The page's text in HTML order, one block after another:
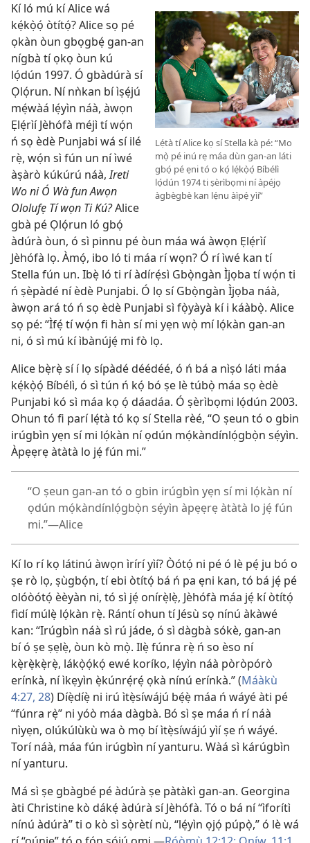
Lẹ́tà tí Alice kọ sí Stella kà pé: “Mo
mọ̀ pé inú rẹ máa dùn gan-an láti
gbọ́ pé ẹni tó o kọ́ lẹ́kọ̀ọ́ Bíbélì
lọ́dún 1974 ti ṣèrìbọmi ní àpéjọ
àgbègbè kan lẹ́nu àìpẹ́ yìí”
Kí ló mú kí Alice wá
kẹ́kọ̀ọ́ òtítọ́? Alice sọ pé
ọkàn òun gbọgbẹ́ gan-an
nígbà tí ọkọ òun kú
lọ́dún 1997. Ó gbàdúrà sí
Ọlọ́run. Ní nǹkan bí ìṣẹ́jú
mẹ́wàá lẹ́yìn náà, àwọn
Ẹlẹ́rìí Jèhófà méjì tí wọ́n
ń sọ èdè Punjabi wá sí ilé
rẹ̀, wọ́n sì fún un ní ìwé
àṣàrò kúkúrú náà,Ireti
Wo ni Ó Wà fun Awọn
Ololufẹ Tí wọn Ti Kú?Alice
gbà pé Ọlọ́run ló gbọ́
àdúrà òun, ó sì pinnu pé òun máa wá àwọn Ẹlẹ́rìí
Jèhófà lọ. Àmọ́, ibo ló ti máa rí wọn? Ó rí ìwé kan tí
Stella fún un. Ibẹ̀ ló ti rí àdírẹ́sì Gbọ̀ngàn Ìjọba tí wọ́n ti
ń ṣèpàdé ní èdè Punjabi. Ó lọ sí Gbọ̀ngàn Ìjọba náà,
àwọn ará tó ń sọ èdè Punjabi sì fọ̀yàyà kí i káàbọ̀. Alice
sọ pé: “Ìfẹ́ tí wọ́n fi hàn sí mi yẹn wọ̀ mí lọ́kàn gan-an
ni, ó sì mú kí ìbànújẹ́ mi fò lọ.
Alice bẹ̀rẹ̀ sí í lọ sípàdé déédéé, ó ń bá a nìṣó láti máa
kẹ́kọ̀ọ́ Bíbélì, ó sì tún ń kọ́ bó ṣe lè túbọ̀ máa sọ èdè
Punjabi kó sì máa kọ ọ́ dáadáa. Ó ṣèrìbọmi lọ́dún 2003.
Ohun tó fi parí lẹ́tà tó kọ sí Stella rèé, “O ṣeun tó o gbin
irúgbìn yẹn sí mi lọ́kàn ní ọdún mọ́kàndínlọ́gbọ̀n sẹ́yìn.
Àpẹẹrẹ àtàtà lo jẹ́ fún mi.”
“O ṣeun gan-an tó o gbin irúgbìn yẹn sí mi lọ́kàn ní
ọdún mọ́kàndínlọ́gbọ̀n sẹ́yìn àpẹẹrẹ àtàtà lo jẹ́ fún
mi.”—Alice
Kí lo rí kọ látinú àwọn ìrírí yìí? Òótọ́ ni pé ó lè pẹ́ ju bó o
ṣe rò lọ, ṣùgbọ́n, tí ebi òtítọ́ bá ń pa ẹni kan, tó bá jẹ́ pé
olóòótọ́ èèyàn ni, tó sì jẹ́ onírẹ̀lẹ̀, Jèhófà máa jẹ́ kí òtítọ́
fìdí múlẹ̀ lọ́kàn rẹ̀. Rántí ohun tí Jésù sọ nínú àkàwé
kan: “Irúgbìn náà sì rú jáde, ó sì dàgbà sókè, gan-an
bí ó ṣe ṣẹlẹ̀, òun kò mọ̀. Ilẹ̀ fúnra rẹ̀ ń so èso ní
kẹ̀rẹ̀kẹ̀rẹ̀, lákọ̀ọ́kọ́ ewé koríko, lẹ́yìn náà pòròpórò
erínkà, ní ìkẹyìn ẹ̀kúnrẹ́rẹ́ ọkà nínú erínkà.” (Máàkù
4:27, 28) Díẹ̀díẹ̀ ni irú ìtẹ̀síwájú bẹ́ẹ̀ máa ń wáyé àti pé
“fúnra rẹ̀” ni yóò máa dàgbà. Bó sì ṣe máa ń rí náà
nìyẹn, olúkúlùkù wa ò mọ bí ìtẹ̀síwájú yìí ṣe ń wáyé.
Torí náà, máa fún irúgbìn ní yanturu. Wàá sì kárúgbìn
ní yanturu.
Má sì ṣe gbàgbé pé àdúrà ṣe pàtàkì gan-an. Georgina
àti Christine kò dákẹ́ àdúrà sí Jèhófà. Tó o bá ní “ìforítì
nínú àdúrà” ti o kò sì sọ̀rètí nù, “lẹ́yìn ọjọ́ púpọ̀,” ó lè wá